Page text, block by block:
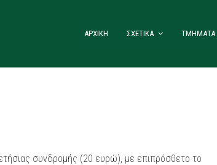
ΑΡΧΙΚΗ ΣΧΕΤΙΚΑ ΤΜΗΜΑΤΑ
συνδρομής (20 ευρώ), με επιπρόσθετο το